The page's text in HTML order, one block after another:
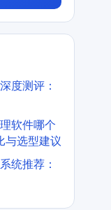
度测评：
软件哪个
与选型建议
统推荐：